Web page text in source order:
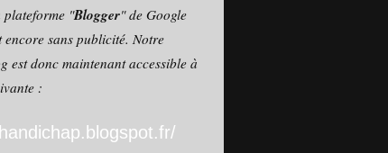
plateforme "Blogger" de Google
encore sans publicité. Notre
est donc maintenant accessible à
: